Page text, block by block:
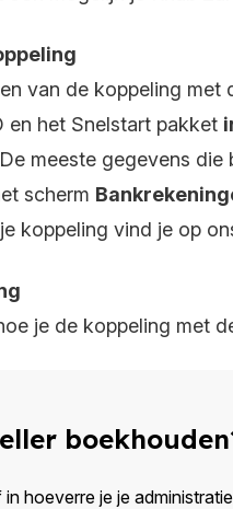
van de koppeling
en het Snelstart pakket
meeste gegevens
scherm
koppeling vind je op
je de koppeling met
hoeverre je je